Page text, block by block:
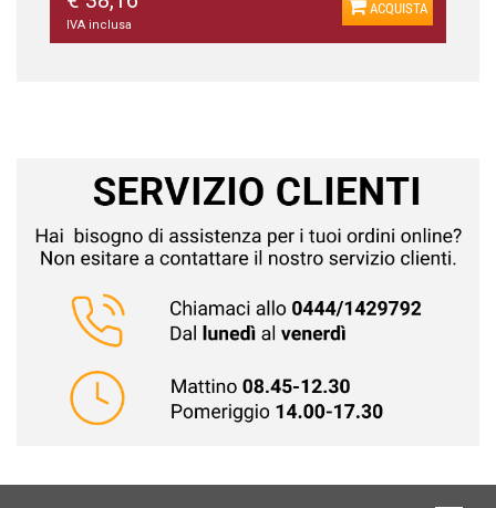
IVA inclusa
ACQUISTA